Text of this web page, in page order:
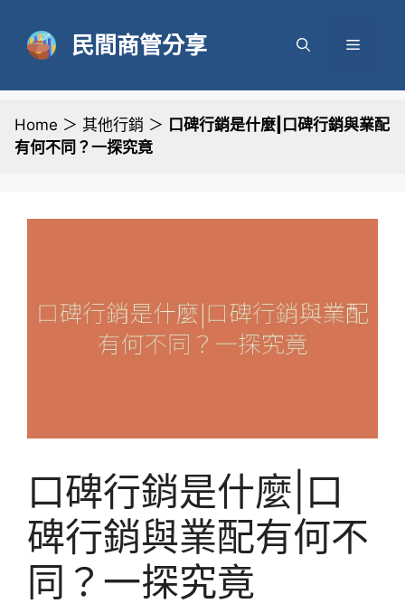
民間商管分享 選
Home ＞ 其他行銷 ＞ 口碑行銷是什麼|口碑行銷與業配
有何不同？一探究竟
口碑行銷是什麼|口
碑行銷與業配有何不
同？一探究竟